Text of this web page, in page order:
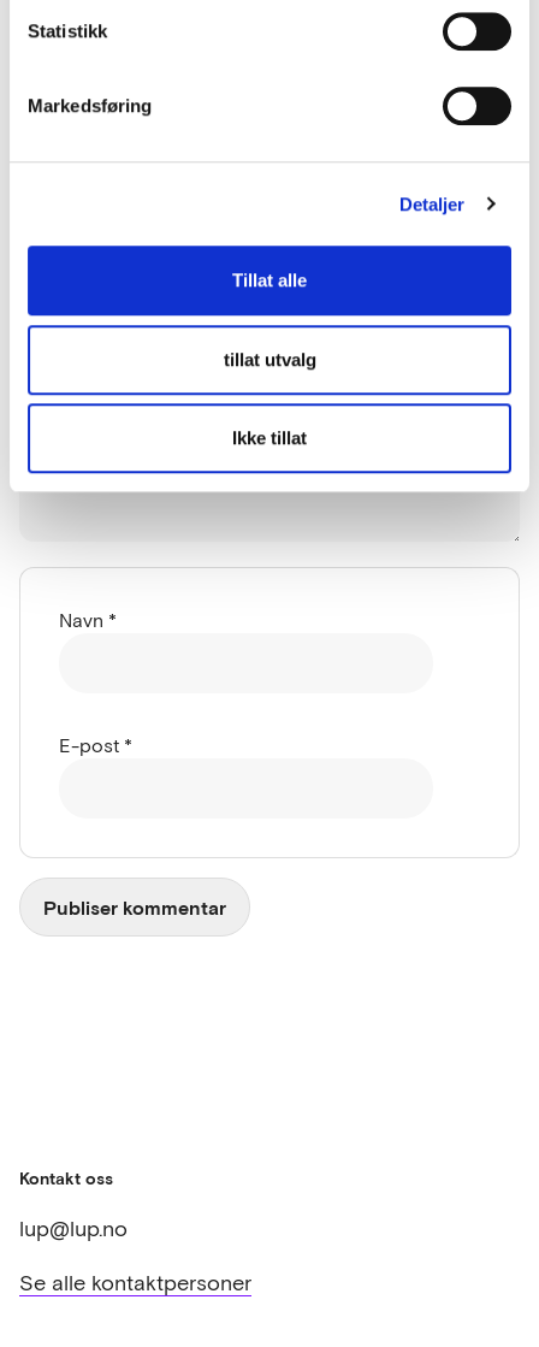
Statistikk
Markedsføring
Detaljer
Tillat alle
tillat utvalg
Ikke tillat
Kommentarer
Obligatoriske felt
Navn *
E-post *
Kontakt oss
lup@lup.no
Se alle kontaktpersoner